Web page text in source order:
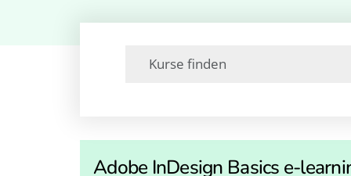
Adobe InDesign Basics e-